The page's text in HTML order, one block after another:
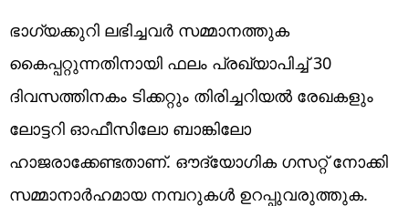
ഭാഗ്യക്കുറി ലഭിച്ചവർ സമ്മാനത്തുക
കൈപ്പറ്റുന്നതിനായി ഫലം പ്രഖ്യാപിച്ച് 30
ദിവസത്തിനകം ടിക്കറ്റും തിരിച്ചറിയൽ രേഖകളും
ലോട്ടറി ഓഫീസിലോ ബാങ്കിലോ
ഹാജരാക്കേണ്ടതാണ്. ഔദ്യോഗിക ഗസറ്റ് നോക്കി
സമ്മാനാർഹമായ നമ്പറുകൾ ഉറപ്പുവരുത്തുക.